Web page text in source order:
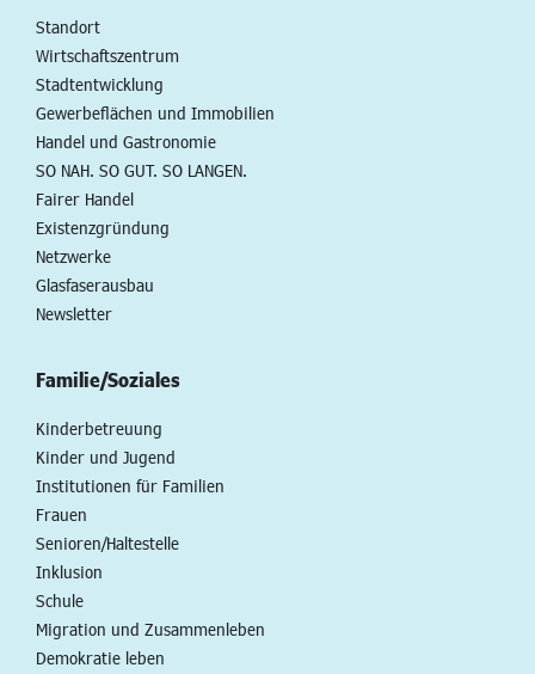
Standort
Wirtschaftszentrum
Stadtentwicklung
Gewerbeflächen und Immobilien
Handel und Gastronomie
SO NAH. SO GUT. SO LANGEN.
Fairer Handel
Existenzgründung
Netzwerke
Glasfaserausbau
Newsletter
Familie/Soziales
Kinderbetreuung
Kinder und Jugend
Institutionen für Familien
Frauen
Senioren/Haltestelle
Inklusion
Schule
Migration und Zusammenleben
Demokratie leben